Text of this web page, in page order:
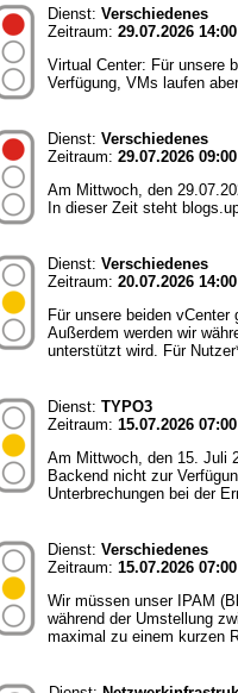
Dienst: Verschiedenes
Zeitraum: 29.07.2026
Virtual Center: Für unsere
Verfügung, VMs laufen
Dienst: Verschiedenes
Zeitraum: 29.07.2026
Am Mittwoch, den
In dieser Zeit steht
Dienst: Verschiedenes
Zeitraum: 20.07.2026
Für unsere beiden
Außerdem werden wir
unterstützt wird. Für
Dienst: TYPO3
Zeitraum: 15.07.2026
Am Mittwoch, den 15. Juli
Backend nicht zur
Unterbrechungen bei der
Dienst: Verschiedenes
Zeitraum: 15.07.2026
Wir müssen unser IPAM
während der Umstellung
maximal zu einem kurzen